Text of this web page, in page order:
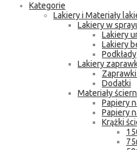
Kategorie
Lakiery i Materiały
Lakiery w
Lakiery
Lakiery
Podkłady
Lakiery
Dodatki
Materiały
Papiery
Papiery
Krążki